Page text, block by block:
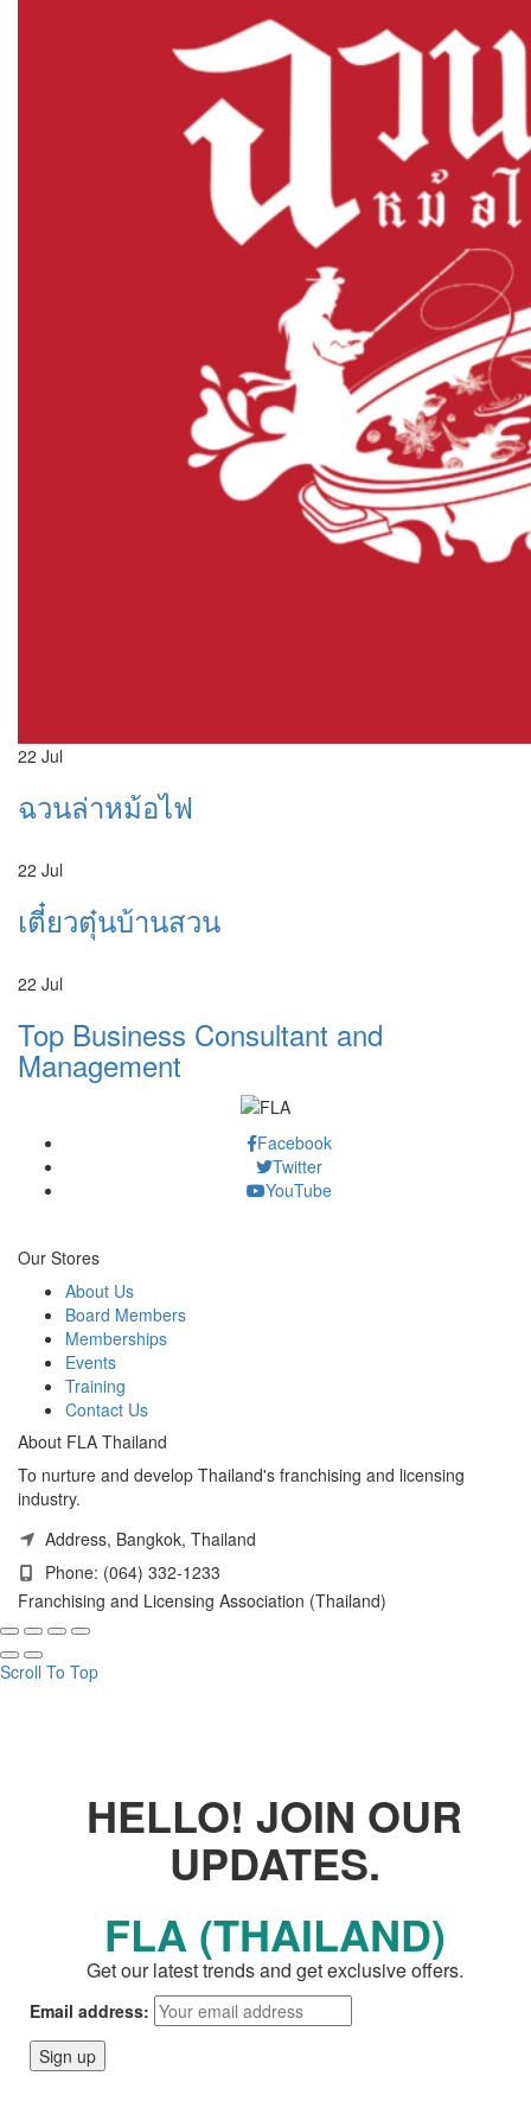
22 Jul
ฉวนล่าหม้อไฟ
22 Jul
เตี๋ยวตุ๋นบ้านสวน
22 Jul
Top Business Consultant and
Management
Facebook
Twitter
YouTube
Our Stores
About Us
Board Members
Memberships
Events
Training
Contact Us
About FLA Thailand
To nurture and develop Thailand's franchising and licensing
industry.
Address, Bangkok, Thailand
Phone: (064) 332-1233
Franchising and Licensing Association (Thailand)
Scroll To Top
HELLO! JOIN OUR
UPDATES.
FLA (THAILAND)
Get our latest trends and get exclusive offers.
Email address: